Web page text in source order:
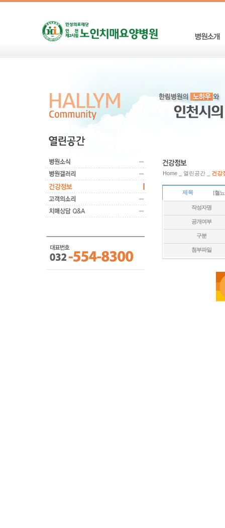
Home _ 열린공간 _ 건강
제목 [혈
작성자명
공개여부
구분
첨부파일